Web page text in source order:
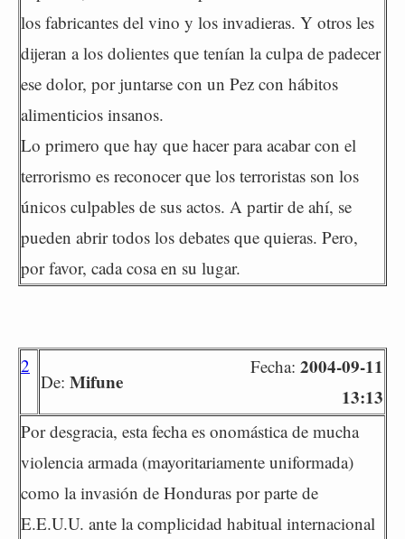
los fabricantes del vino y los invadieras. Y otros les
dijeran a los dolientes que tenían la culpa de padecer
ese dolor, por juntarse con un Pez con hábitos
alimenticios insanos.
Lo primero que hay que hacer para acabar con el
terrorismo es reconocer que los terroristas son los
únicos culpables de sus actos. A partir de ahí, se
pueden abrir todos los debates que quieras. Pero,
por favor, cada cosa en su lugar.
2
De: Mifune
Fecha: 2004-09-11
13:13
Por desgracia, esta fecha es onomástica de mucha
violencia armada (mayoritariamente uniformada)
como la invasión de Honduras por parte de
E.E.U.U. ante la complicidad habitual internacional